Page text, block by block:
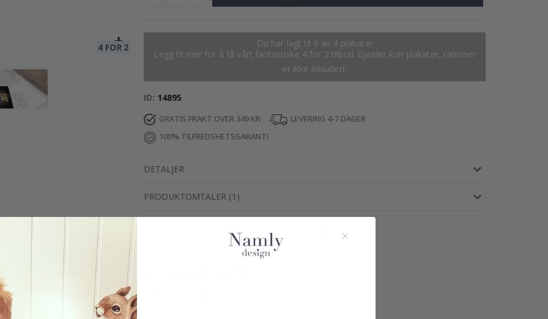
Du har lagt til 0 av 4 plakater
Legg til mer for å få vårt fantastiske 4 for 2 tilbud. Gjelder kun plakater, rammer
er ikke inkludert.
ID 14895
GRATIS FRAKT OVER 349 KR
LEVERING 4-7 DAGER
100% TILFREDSHETSGARANTI
DETALJER
PRODUKTOMTALER (1 )
Ekte inspirasjon fra våre fornøyde kunder!
Merk ditt med #namly_design